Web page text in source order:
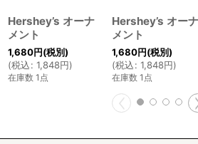
Hershey’s オーナ
メント
1,680円(税別)
(税込: 1,848円)
在庫数 1点
Hershey’s オーナ
メント
1,680円(税別)
(税込: 1,848円)
在庫数 1点